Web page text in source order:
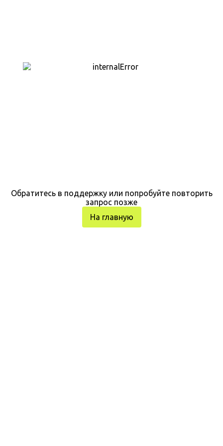
Обратитесь в поддержку или попробуйте повторить
запрос позже
На главную